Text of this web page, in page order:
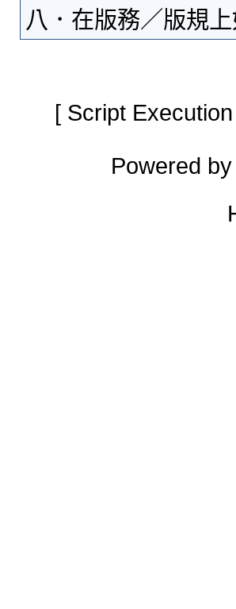
八．在版務／版規
[ Script
Powered by